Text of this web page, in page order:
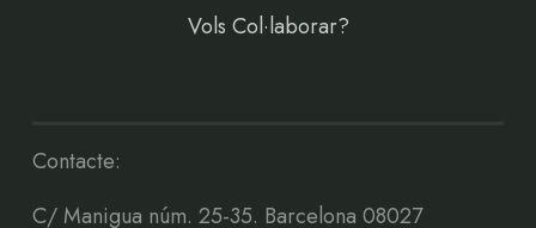
Vols Col·laborar?
Contacte:
C/ Manigua núm. 25-35. Barcelona 08027